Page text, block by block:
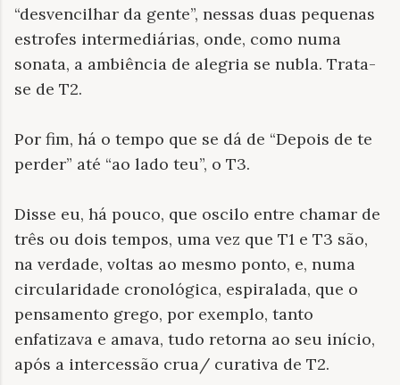
“desvencilhar da gente”, nessas duas pequenas
estrofes intermediárias, onde, como numa
sonata, a ambiência de alegria se nubla. Trata-
se de T2.
Por fim, há o tempo que se dá de “Depois de te
perder” até “ao lado teu”, o T3.
Disse eu, há pouco, que oscilo entre chamar de
três ou dois tempos, uma vez que T1 e T3 são,
na verdade, voltas ao mesmo ponto, e, numa
circularidade cronológica, espiralada, que o
pensamento grego, por exemplo, tanto
enfatizava e amava, tudo retorna ao seu início,
após a intercessão crua/ curativa de T2.